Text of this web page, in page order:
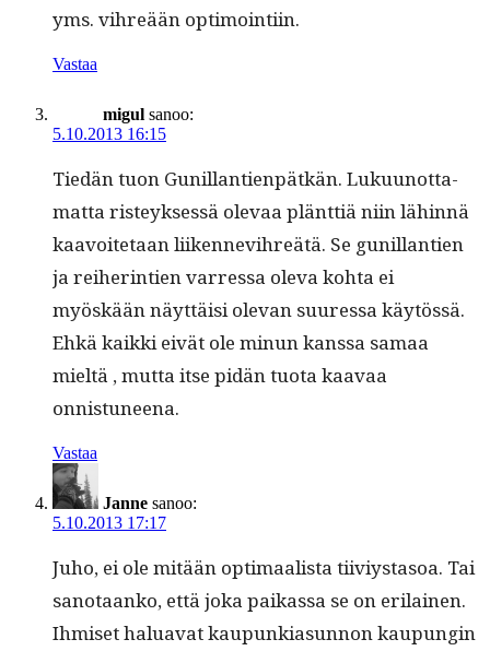
yms. vihreään optimointiin.
Vastaa
migul sanoo:
5.10.2013 16:15
Tiedän tuon Gunil­lantien­pätkän. Luku­unot­ta­
mat­ta risteyk­sessä ole­vaa plänt­tiä niin lähin­nä
kaavoite­taan liiken­nevihreätä. Se gunil­lantien
ja rei­her­in­tien var­res­sa ole­va koh­ta ei
myöskään näyt­täisi ole­van suures­sa käytössä.
Ehkä kaik­ki eivät ole min­un kanssa samaa
mieltä , mut­ta itse pidän tuo­ta kaavaa
onnistuneena.
Vastaa
Janne sanoo:
5.10.2013 17:17
Juho, ei ole mitään opti­maal­ista tiiviys­ta­soa. Tai
san­o­taanko, että joka paikas­sa se on eri­lainen.
Ihmiset halu­a­vat kaupunki­a­sun­non kaupun­gin